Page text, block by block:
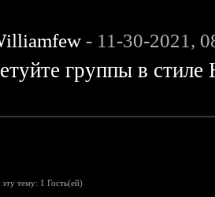
- 11-30-2021,
группы в стиле
тему: 1 Гость(ей)